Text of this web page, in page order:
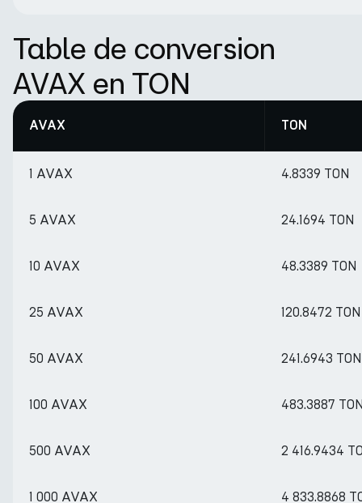
Table de conversion
AVAX en TON
AVAX TON
1 AVAX 4.8339 TON
5 AVAX 24.1694 TON
10 AVAX 48.3389 TON
25 AVAX 120.8472 TON
50 AVAX 241.6943 TON
100 AVAX 483.3887
500 AVAX 2 416.9434
1 000 AVAX 4 833.8868